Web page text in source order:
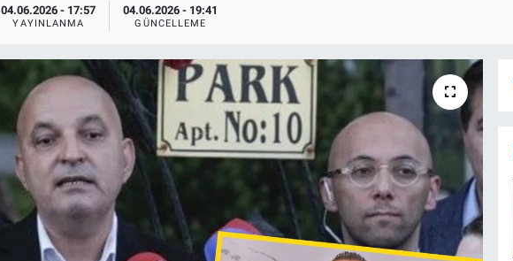
04.06.2026 - 17:57
YAYINLANMA
04.06.2026 - 19:41
GÜNCELLEME